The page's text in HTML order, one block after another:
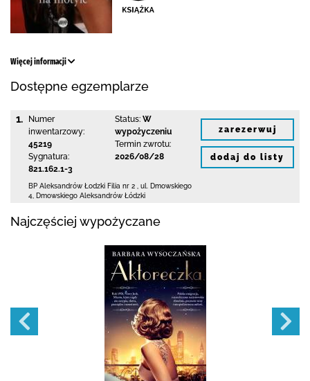
Więcej informacji
Dostępne egzemplarze
1.
Numer
inwentarzowy:
45219
Sygnatura:
821.162.1-3
Status: W
wypożyczeniu
Termin zwrotu:
2026/08/28
BP Aleksandrów Łodzki Filia nr 2
ul. Dmowskiego
4 Dmowskiego Aleksandrów Łódzki
zarezerwuj
dodaj do listy
Najczęściej wypożyczane